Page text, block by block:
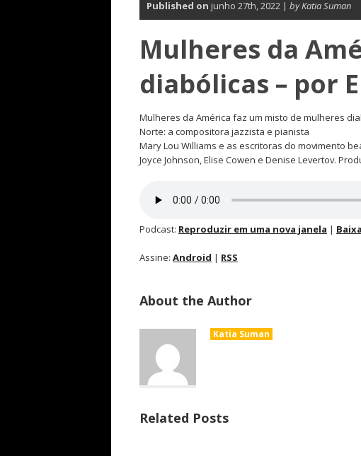
Published on junho 27th, 2022 | by Katia Suman
Mulheres da
diabólicas – por
Mulheres da América faz um misto de mulheres
Norte: a compositora jazzista e pianista
Mary Lou Williams e as escritoras do movimento
Joyce Johnson, Elise Cowen e Denise Levertov.
Podcast: Reproduzir em uma nova janela |
Assine: Android | RSS
About the Author
Katia Suman
Related Posts